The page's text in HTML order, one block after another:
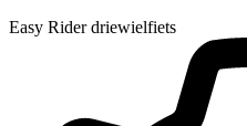
Easy Rider driewielfiets